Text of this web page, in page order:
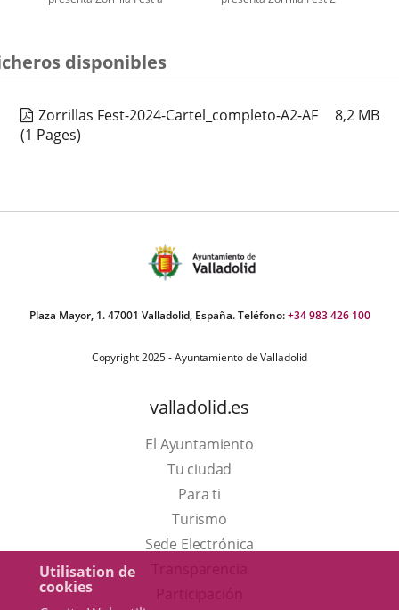
Utilisation de
cookies
disponibles
Zorrillas Fest-2024-Cartel_completo-A2-AF 8,2 MB
(1 Pages)
Plaza Mayor, 1. 47001 Valladolid, España. Teléfono:+34 983 426 100
Copyright 2025 - Ayuntamiento de Valladolid
valladolid.es
El Ayuntamiento
Tu ciudad
Para ti
TurismoEste
enlace
Sede Electrónica